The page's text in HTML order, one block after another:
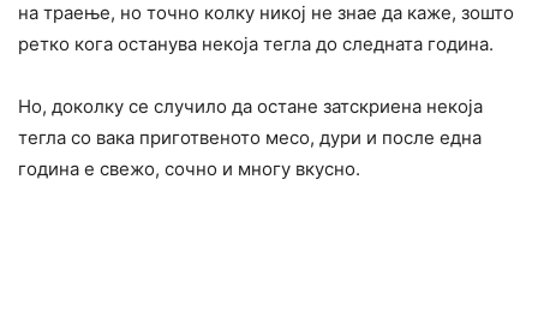
на траење, но точно колку никој не знае да каже, зошто
ретко кога останува некоја тегла до следната година.
Но, доколку се случило да остане затскриена некоја
тегла со вака приготвеното месо, дури и после една
година е свежо, сочно и многу вкусно.